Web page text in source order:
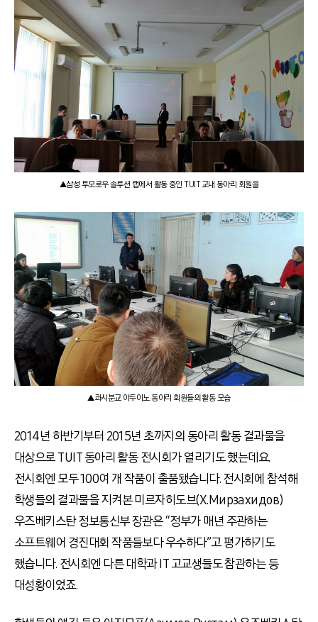
▲삼성 투모로우 솔루션 랩에서 활동 중인 TUIT 교내 동아리 회원을
▲콰시분교 아두이노 동아리 회원들의 활동 모습
2014년 하반기부터 2015년 초까지의 동아리 활동 결과물을
대상으로 TUIT 동아리 활동 전시회가 열리기도 했는데요.
전시회엔 모두 100여 개 작품이 출품됐습니다. 전시회에 참석해
학생들의 결과물을 지켜본 미르자히도브(Х.Мирзахидов)
우즈베키스탄 정보통신부 장관은 “정부가 매년 주관하는
소프트웨어 경진대회 작품들보다 우수하다”고 평가하기도
했습니다. 전시회엔 다른 대학과 IT 고교생들도 참관하는 등
대성황이었죠.